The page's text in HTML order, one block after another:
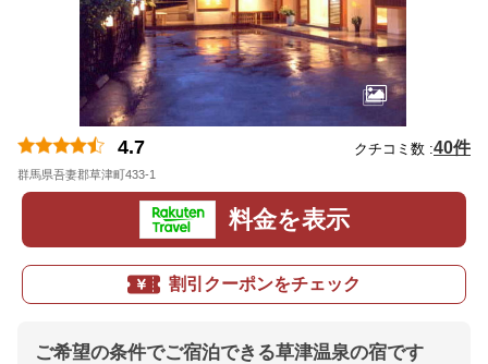
4.7 クチコミ数 :40件
群馬県吾妻郡草津町433-1
料金を表示
割引クーポンをチェック
ご希望の条件でご宿泊できる草津温泉の宿です